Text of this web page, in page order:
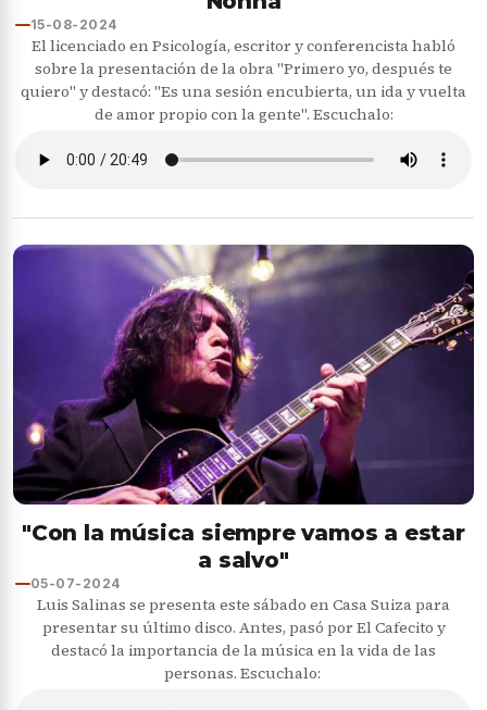
15-08-2024
El licenciado en Psicología, escritor y conferencista habló
sobre la presentación de la obra "Primero yo, después te
quiero" y destacó: "Es una sesión encubierta, un ida y vuelta
de amor propio con la gente". Escuchalo:
"Con la música siempre vamos a estar
a salvo"
05-07-2024
Luis Salinas se presenta este sábado en Casa Suiza para
presentar su último disco. Antes, pasó por El Cafecito y
destacó la importancia de la música en la vida de las
personas. Escuchalo: